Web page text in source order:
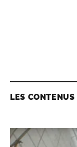
LES CONTENUS